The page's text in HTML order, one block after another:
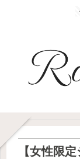
【女性限